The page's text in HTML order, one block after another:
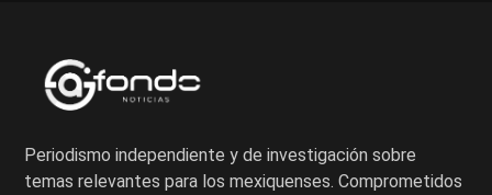
Periodismo independiente y de investigación sobre
temas relevantes para los mexiquenses. Comprometidos